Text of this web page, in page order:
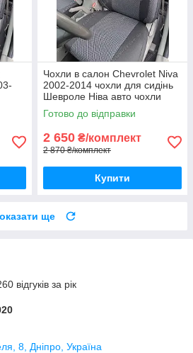
Чохли в салон Chevrolet Niva
2002-2014 чохли для сидінь
Шевроле Ніва авто чохли
Chevrolet Niva
Готово до відправки
2 650 ₴/комплект
2 870 ₴/комплект
Купити
ще
відгуків за рік
8, Дніпро, Україна